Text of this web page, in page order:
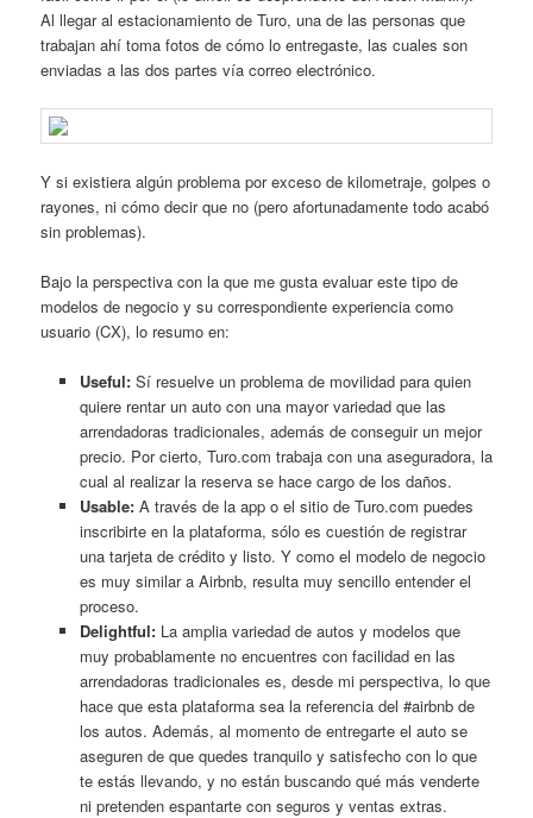
Al llegar al estacionamiento de Turo, una de las personas que
trabajan ahí toma fotos de cómo lo entregaste, las cuales son
enviadas a las dos partes vía correo electrónico.
Y si existiera algún problema por exceso de kilometraje, golpes o
rayones, ni cómo decir que no (pero afortunadamente todo acabó
sin problemas).
Bajo la perspectiva con la que me gusta evaluar este tipo de
modelos de negocio y su correspondiente experiencia como
usuario (CX), lo resumo en:
Useful:Sí resuelve un problema de movilidad para quien
quiere rentar un auto con una mayor variedad que las
arrendadoras tradicionales, además de conseguir un mejor
precio. Por cierto, Turo.com trabaja con una aseguradora, la
cual al realizar la reserva se hace cargo de los daños.
Usable:A través de la app o el sitio de Turo.com puedes
inscribirte en la plataforma, sólo es cuestión de registrar
una tarjeta de crédito y listo. Y como el modelo de negocio
es muy similar a Airbnb, resulta muy sencillo entender el
proceso.
Delightful:La amplia variedad de autos y modelos que
muy probablamente no encuentres con facilidad en las
arrendadoras tradicionales es, desde mi perspectiva, lo que
hace que esta plataforma sea la referencia del #airbnb de
los autos. Además, al momento de entregarte el auto se
aseguren de que quedes tranquilo y satisfecho con lo que
te estás llevando, y no están buscando qué más venderte
ni pretenden espantarte con seguros y ventas extras.